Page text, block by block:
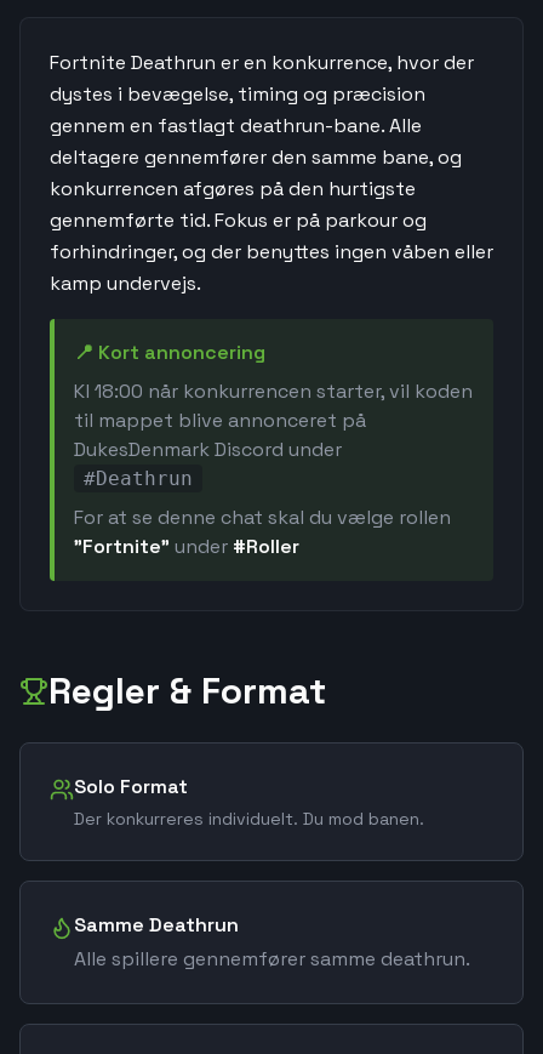
Fortnite Deathrun er en konkurrence, hvor der
dystes i bevægelse, timing og præcision
gennem en fastlagt deathrun-bane. Alle
deltagere gennemfører den samme bane, og
konkurrencen afgøres på den hurtigste
gennemførte tid. Fokus er på parkour og
forhindringer, og der benyttes ingen våben eller
kamp undervejs.
📍 Kort annoncering
Kl 18:00 når konkurrencen starter, vil koden
til mappet blive annonceret på
DukesDenmark Discord under
#Deathrun
For at se denne chat skal du vælge rollen
"Fortnite" under #Roller
Regler & Format
Solo Format
Der konkurreres individuelt. Du mod banen.
Samme Deathrun
Alle spillere gennemfører samme deathrun.